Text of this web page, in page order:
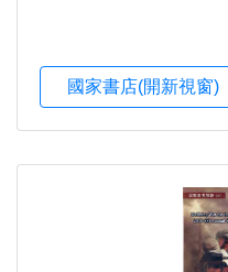
國家書店(開新視窗)